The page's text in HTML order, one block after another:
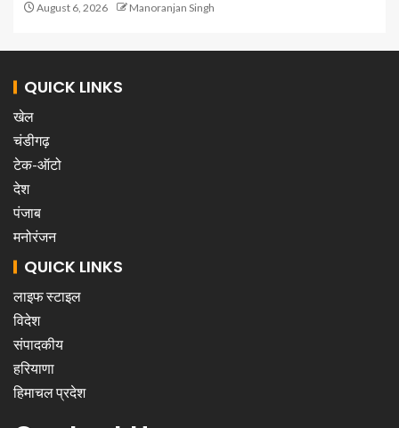
August 6, 2026 Manoranjan Singh
QUICK LINKS
खेल
चंडीगढ़
टेक-ऑटो
देश
पंजाब
मनोरंजन
QUICK LINKS
लाइफ स्टाइल
विदेश
संपादकीय
हरियाणा
हिमाचल प्रदेश